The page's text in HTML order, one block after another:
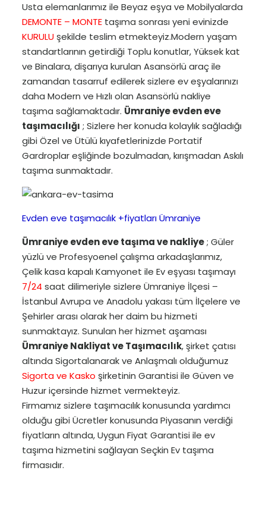
Usta elemanlarımız ile Beyaz eşya ve Mobilyalarda
DEMONTE – MONTE taşıma sonrası yeni evinizde
KURULUşekilde teslim etmekteyiz.Modern yaşam
standartlarının getirdiği Toplu konutlar, Yüksek kat
ve Binalara, dişarıya kurulan Asansörlü araç ile
zamandan tasarruf edilerek sizlere ev eşyalarınızı
daha Modern ve Hızlı olan Asansörlü nakliye
taşıma sağlamaktadır. Ümraniye evden eve
taşımacılığı ; Sizlere her konuda kolaylık sağladığı
gibi Özel ve Ütülü kıyafetlerinizde Portatif
Gardroplar eşliğinde bozulmadan, kırışmadan Askılı
taşıma sunmaktadır.
Evden eve taşımacılık +fiyatları Ümraniye
Ümraniye evden eve taşıma ve nakliye; Güler
yüzlü ve Profesyoenel çalışma arkadaşlarımız,
Çelik kasa kapalı Kamyonet ile Ev eşyası taşımayı
7/24 saat dilimeriyle sizlere Ümraniye İlçesi –
İstanbul Avrupa ve Anadolu yakası tüm İlçelere ve
Şehirler arası olarak her daim bu hizmeti
sunmaktayız. Sunulan her hizmet aşaması
Ümraniye Nakliyat ve Taşımacılık, şirket çatısı
altında Sigortalanarak ve Anlaşmalı olduğumuz
Sigorta ve Kasko şirketinin Garantisi ile Güven ve
Huzur içersinde hizmet vermekteyiz.
Firmamız sizlere taşımacılık konusunda yardımcı
olduğu gibi Ücretler konusunda Piyasanın verdiği
fiyatların altında, Uygun Fiyat Garantisi ile ev
taşıma hizmetini sağlayan Seçkin Ev taşıma
firmasıdır.